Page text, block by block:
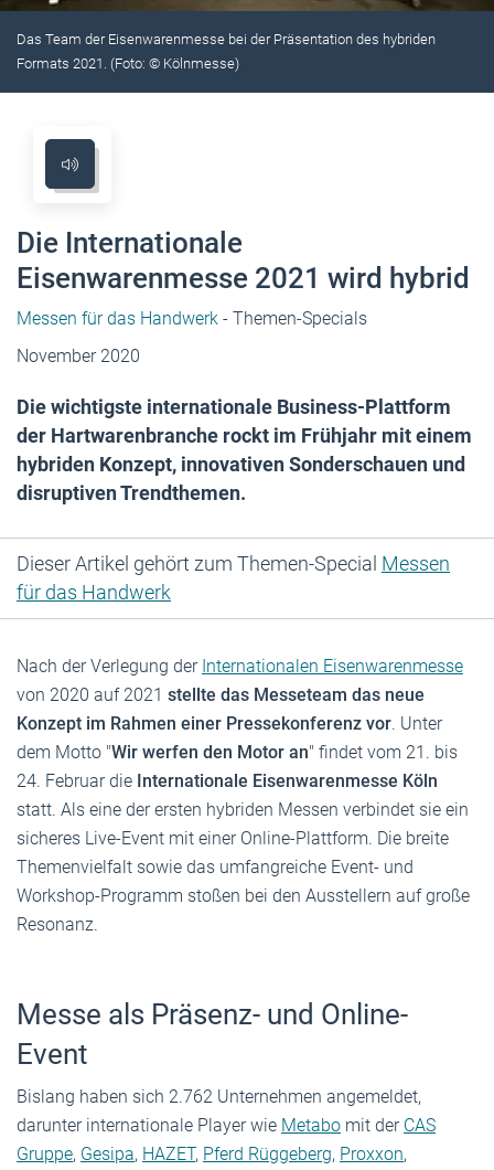
Das Team der Eisenwarenmesse bei der Präsentation des hybriden
Formats 2021. (Foto: © Kölnmesse)
Die Internationale
Eisenwarenmesse 2021 wird hybrid
Messen für das Handwerk - Themen-Specials
November 2020
Die wichtigste internationale Business-Plattform
der Hartwarenbranche rockt im Frühjahr mit einem
hybriden Konzept, innovativen Sonderschauen und
disruptiven Trendthemen.
Dieser Artikel gehört zum Themen-Special Messen
für das Handwerk
Nach der Verlegung der Internationalen Eisenwarenmesse
von 2020 auf 2021 stellte das Messeteam das neue
Konzept im Rahmen einer Pressekonferenz vor. Unter
dem Motto "Wir werfen den Motor an" findet vom 21. bis
24. Februar die Internationale Eisenwarenmesse Köln
statt. Als eine der ersten hybriden Messen verbindet sie ein
sicheres Live-Event mit einer Online-Plattform. Die breite
Themenvielfalt sowie das umfangreiche Event- und
Workshop-Programm stoßen bei den Ausstellern auf große
Resonanz.
Messe als Präsenz- und Online-
Event
Bislang haben sich 2.762 Unternehmen angemeldet,
darunter internationale Player wie Metabo mit der CAS
Gruppe, Gesipa, HAZET, Pferd Rüggeberg, Proxxon,